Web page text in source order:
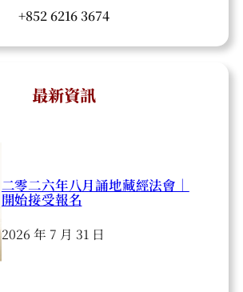
+852 6216 3674
最新資訊
二零二六年八月誦地藏經法會｜
開始接受報名
2026 年 7 月 31 日